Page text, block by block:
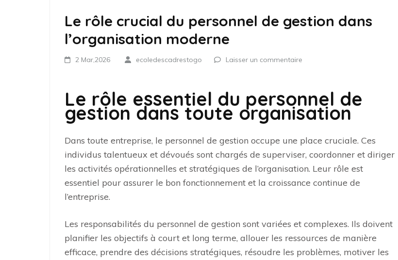
Le rôle crucial du personnel de gestion dans
l’organisation moderne
2 Mar,2026 ecoledescadrestogo Laisser un commentaire
Le rôle essentiel du personnel de
gestion dans toute organisation
Dans toute entreprise, le personnel de gestion occupe une place cruciale. Ces
individus talentueux et dévoués sont chargés de superviser, coordonner et diriger
les activités opérationnelles et stratégiques de l’organisation. Leur rôle est
essentiel pour assurer le bon fonctionnement et la croissance continue de
l’entreprise.
Les responsabilités du personnel de gestion sont variées et complexes. Ils doivent
planifier les objectifs à court et long terme, allouer les ressources de manière
efficace, prendre des décisions stratégiques, résoudre les problèmes, motiver les